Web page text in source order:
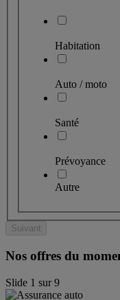
Habitation
Auto / moto
Santé
Prévoyance
Autre
Suivant
Nos offres du
Slide 1 sur9